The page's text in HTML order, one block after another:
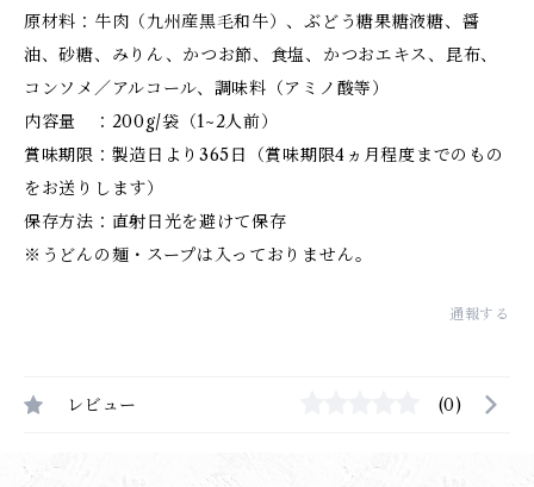
原材料：牛肉（九州産黒毛和牛）、ぶどう糖果糖液糖、醤
油、砂糖、みりん、かつお節、食塩、かつおエキス、昆布、
コンソメ／アルコール、調味料（アミノ酸等）
内容量 ：200g/袋（1~2人前）
賞味期限：製造日より365日（賞味期限4ヵ月程度までのもの
をお送りします）
保存方法：直射日光を避けて保存
※うどんの麺・スープは入っておりません。
通報する
レビュー (0)